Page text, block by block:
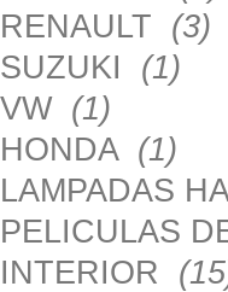
RENAULT (3)
SUZUKI (1)
VW (1)
HONDA (1)
LAMPADAS
PELICULAS
INTERIOR